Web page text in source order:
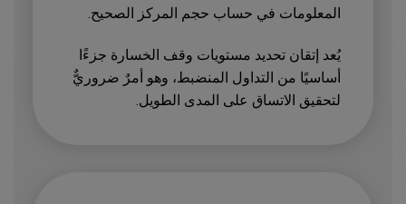
المعلومات في حساب حجم المركز الصحيح.
يُعد إتقان تحديد مستويات وقف الخسارة جزءًا
أساسيًا من التداول المنضبط، وهو أمرٌ ضروريٌّ
لتحقيق الاتساق على المدى الطويل.